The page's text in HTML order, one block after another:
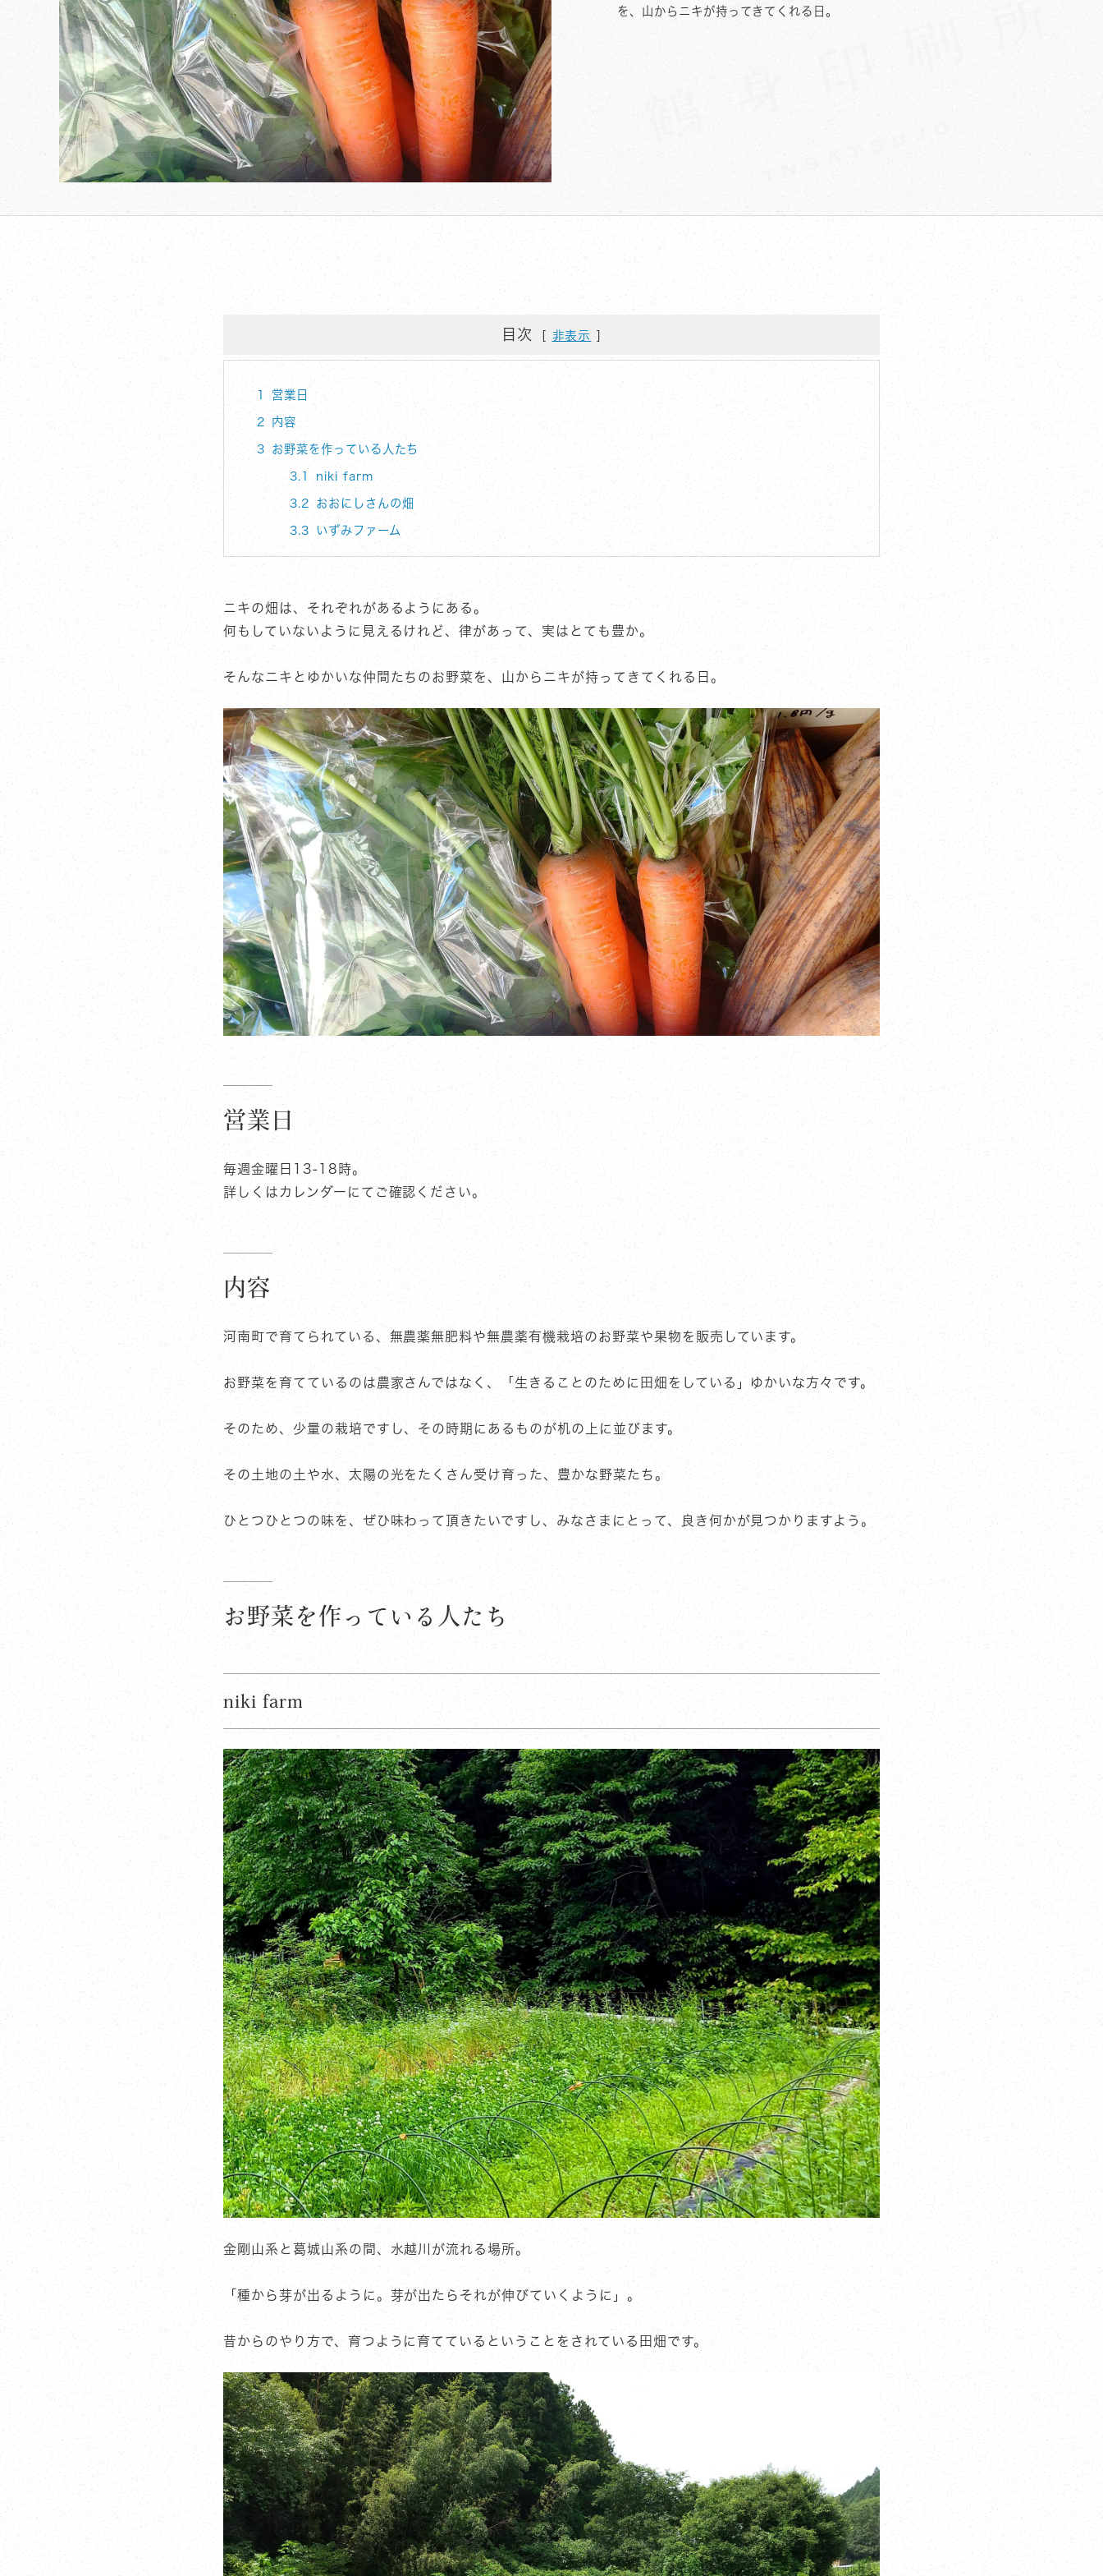
を、山からニキが持ってきてくれる日。
目次 非表示
1 営業日
2 内容
3 お野菜を作っている人たち
3.1 niki farm
3.2 おおにしさんの畑
3.3 いずみファーム
ニキの畑は、それぞれがあるようにある。
何もしていないように見えるけれど、律があって、実はとても豊か。
そんなニキとゆかいな仲間たちのお野菜を、山からニキが持ってきてくれる日。
営業日
毎週金曜日13-18時。
詳しくはカレンダーにてご確認ください。
内容
河南町で育てられている、無農薬無肥料や無農薬有機栽培のお野菜や果物を販売しています。
お野菜を育てているのは農家さんではなく、「生きることのために田畑をしている」ゆかいな方々です。
そのため、少量の栽培ですし、その時期にあるものが机の上に並びます。
その土地の土や水、太陽の光をたくさん受け育った、豊かな野菜たち。
ひとつひとつの味を、ぜひ味わって頂きたいですし、みなさまにとって、良き何かが見つかりますよう。
お野菜を作っている人たち
niki farm
金剛山系と葛城山系の間、水越川が流れる場所。
「種から芽が出るように。芽が出たらそれが伸びていくように」。
昔からのやり方で、育つように育てているということをされている田畑です。